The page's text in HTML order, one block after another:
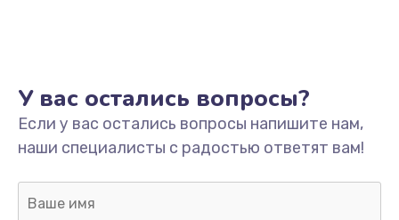
У вас остались вопросы?
Если у вас остались вопросы напишите нам,
наши специалисты с радостью ответят вам!